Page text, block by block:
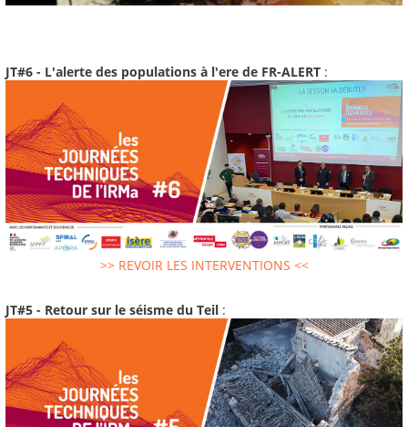
JT#6 - L'alerte des populations à l'ere de FR-ALERT :
>> REVOIR LES INTERVENTIONS <<
JT#5 - Retour sur le séisme du Teil :